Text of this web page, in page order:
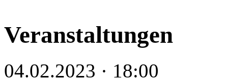
Veranstaltungen
04.02.2023 · 18:00